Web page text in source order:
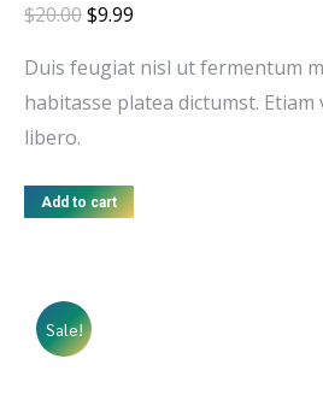
$20.00$9.99
Duis feugiat nisl ut fermentum
habitasse platea dictumst.
libero.
Add to cart
Sale!